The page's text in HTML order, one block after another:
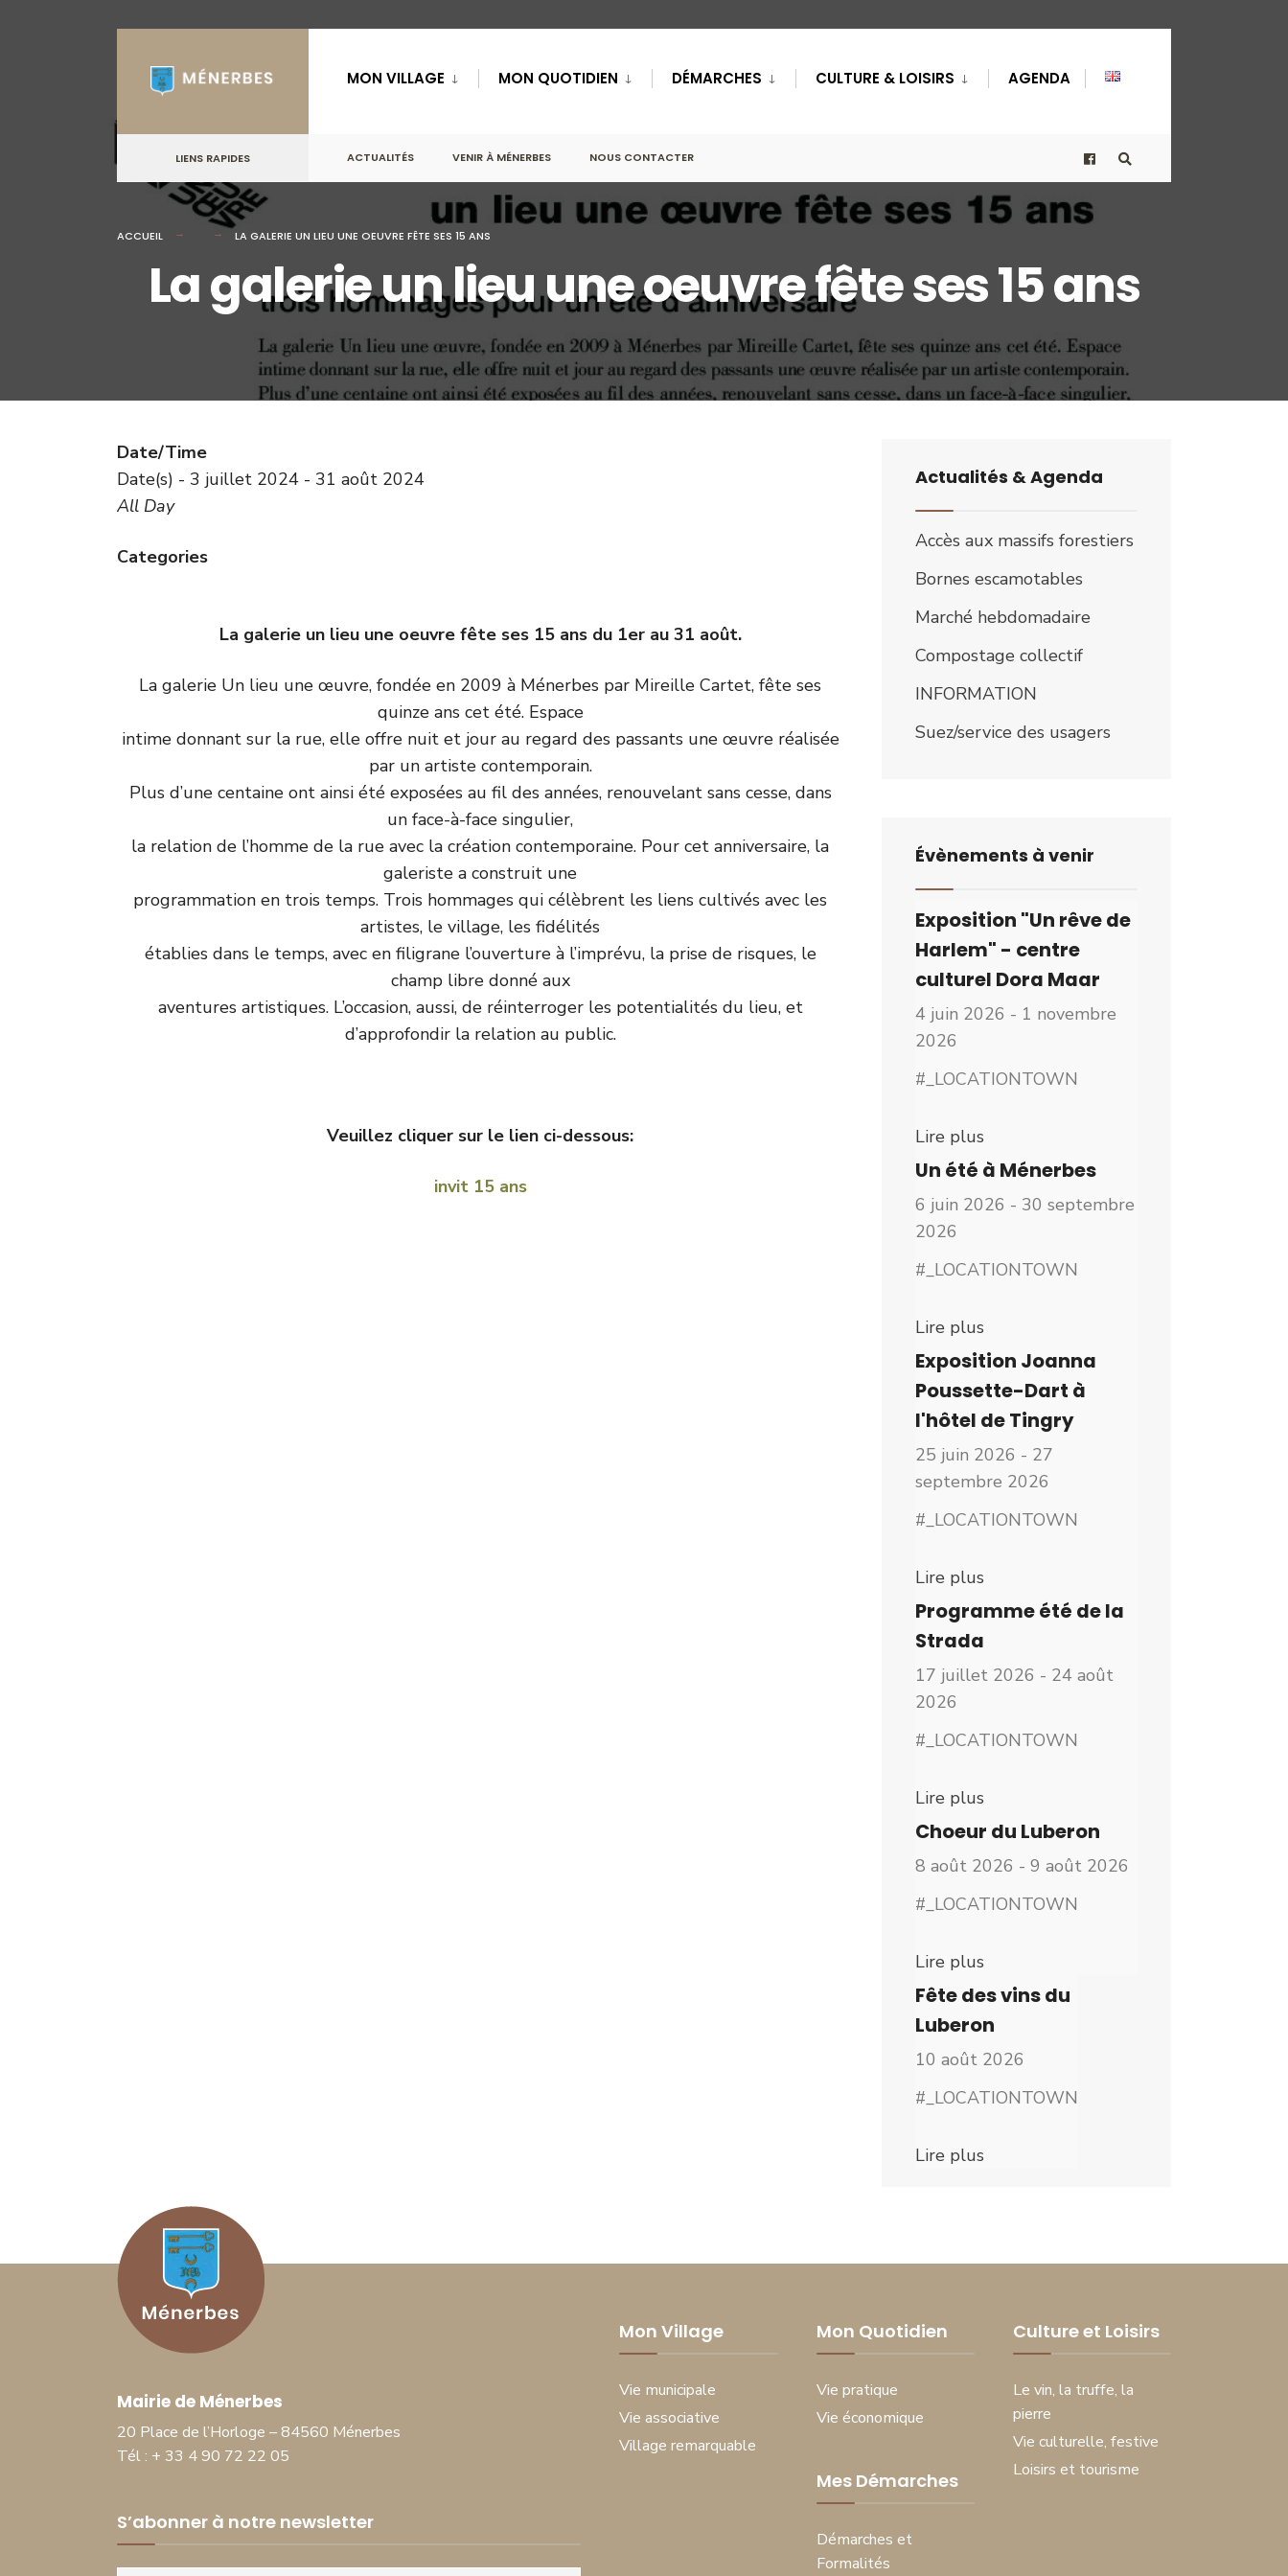
content
MON VILLAGE MON QUOTIDIEN DÉMARCHES CULTURE & LOISIRS AGENDA
LIENS RAPIDES ACTUALITÉS VENIR À MÉNERBES NOUS CONTACTER
ACCUEIL LA GALERIE UN LIEU UNE OEUVRE FÊTE SES 15 ANS
La galerie un lieu une oeuvre fête ses 15 ans
Date/Time
Date(s) - 3 juillet 2024 - 31 août 2024
All Day
Categories
La galerie un lieu une oeuvre fête ses 15 ans du 1er au 31 août.
La galerie Un lieu une œuvre, fondée en 2009 à Ménerbes par Mireille Cartet, fête ses
quinze ans cet été. Espace
intime donnant sur la rue, elle offre nuit et jour au regard des passants une œuvre réalisée
par un artiste contemporain.
Plus d’une centaine ont ainsi été exposées au fil des années, renouvelant sans cesse, dans
un face-à-face singulier,
la relation de l’homme de la rue avec la création contemporaine. Pour cet anniversaire, la
galeriste a construit une
programmation en trois temps. Trois hommages qui célèbrent les liens cultivés avec les
artistes, le village, les fidélités
établies dans le temps, avec en filigrane l’ouverture à l’imprévu, la prise de risques, le
champ libre donné aux
aventures artistiques. L’occasion, aussi, de réinterroger les potentialités du lieu, et
d’approfondir la relation au public.
Veuillez cliquer sur le lien ci-dessous:
invit 15 ans
Actualités & Agenda
Accès aux massifs forestiers
Bornes escamotables
Marché hebdomadaire
Compostage collectif
INFORMATION
Suez/service des usagers
Évènements à venir
Exposition "Un rêve de
Harlem" - centre
culturel Dora Maar
4 juin 2026 - 1 novembre
2026
#_LOCATIONTOWN
Lire plus
Un été à Ménerbes
6 juin 2026 - 30 septembre
2026
#_LOCATIONTOWN
Lire plus
Exposition Joanna
Poussette-Dart à
l'hôtel de Tingry
25 juin 2026 - 27
septembre 2026
#_LOCATIONTOWN
Lire plus
Programme été de la
Strada
17 juillet 2026 - 24 août
2026
#_LOCATIONTOWN
Lire plus
Choeur du Luberon
8 août 2026 - 9 août 2026
#_LOCATIONTOWN
Lire plus
Fête des vins du
Luberon
10 août 2026
#_LOCATIONTOWN
Lire plus
Mairie de Ménerbes
20 Place de l’Horloge – 84560 Ménerbes
Tél : + 33 4 90 72 22 05
S’abonner à notre newsletter
Mon Village
Vie municipale
Vie associative
Village remarquable
Mon Quotidien
Vie pratique
Vie économique
Mes Démarches
Démarches et
Formalités
Culture et Loisirs
Le vin, la truffe, la
pierre
Vie culturelle, festive
Loisirs et tourisme